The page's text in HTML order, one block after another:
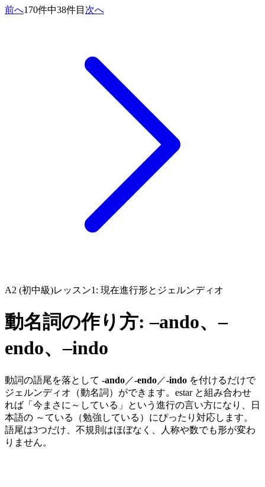
前へ170件中38件目 次へ
A2 (初中級)レッスン1: 現在進行形とジェルンディオ
動名詞の作り方: –ando、–
endo、–indo
動詞の語尾を落として -ando／-endo／-indo を付けるだけで
ジェルンディオ（動名詞）ができます。estar と組み合わせ
れば「今まさに～している」という進行の言い方になり、日
本語の ～ている（勉強している）にぴったり対応します。
語尾は3つだけ、不規則はほぼなく、人称や数でも形が変わ
りません。